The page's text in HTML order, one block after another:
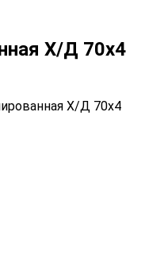
Х/Д 70х4
Х/Д 70х4